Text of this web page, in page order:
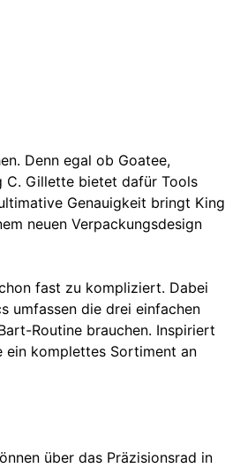
Denn egal ob Goatee,
C. Gillette bietet dafür Tools
Genauigkeit bringt King
neuen Verpackungsdesign
fast zu kompliziert. Dabei
umfassen die drei einfachen
Routine brauchen. Inspiriert
ein komplettes Sortiment an
über das Präzisionsrad in